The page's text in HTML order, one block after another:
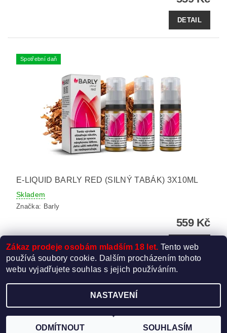
DETAIL
Spotřební daň
E-LIQUID BARLY RED (SILNÝ TABÁK) 3X10ML
Skladem
Značka: Barly
559 Kč
DETAIL
Vytvořil Shoptet
Zákaz prodeje osobám mladším 18 let. Tento web
používá soubory cookie. Dalším procházením tohoto
webu vyjadřujete souhlas s jejich používáním.
NASTAVENÍ
ODMÍTNOUT SOUHLASÍM